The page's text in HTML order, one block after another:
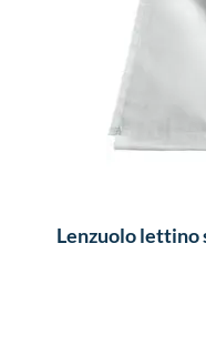
Lenzuolo lettino